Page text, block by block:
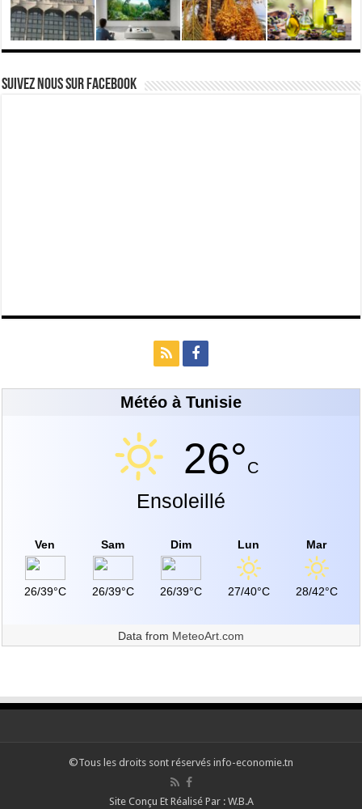
Suivez nous Sur Facebook
Météo à Tunisie
26°C
Ensoleillé
Ven
26/39°C
Sam
26/39°C
Dim
26/39°C
Lun
27/40°C
Mar
28/42°C
Data from MeteoArt.com
©Tous les droits sont réservés info-economie.tn
Site Conçu Et Réalisé Par : W.B.A